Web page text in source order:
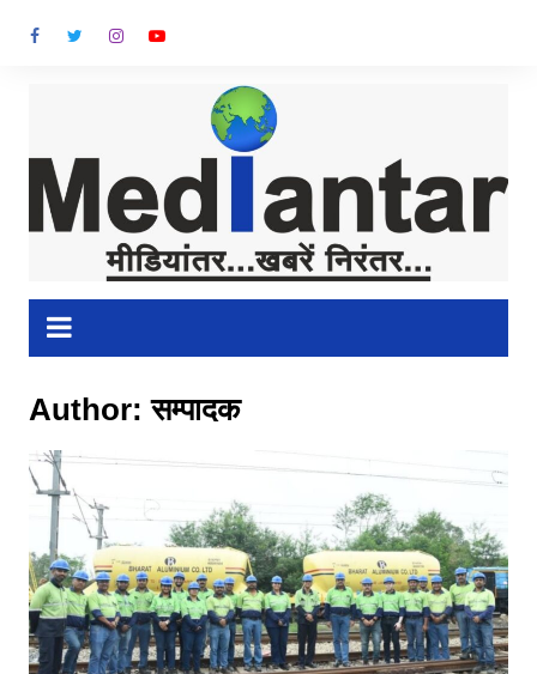
Author:सम्पादक